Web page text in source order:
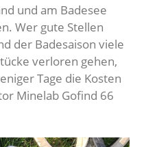
und am Badesee
Wer gute Stellen
der Badesaison viele
verloren gehen,
Tage die Kosten
Minelab Gofind 66